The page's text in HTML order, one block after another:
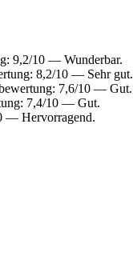
9,2/10 — Wunderbar.
8,2/10 — Sehr gut.
7,6/10 — Gut.
7,4/10 — Gut.
— Hervorragend.